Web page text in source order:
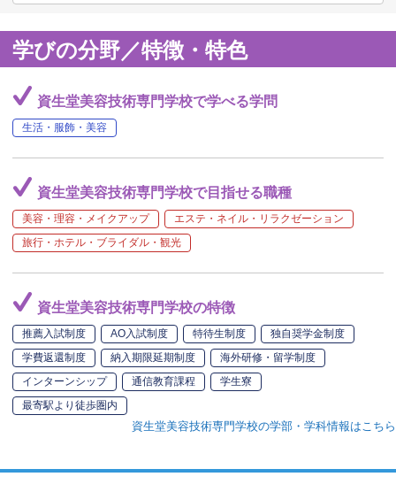
学びの分野／特徴・特色
資生堂美容技術専門学校で学べる学問
生活・服飾・美容
資生堂美容技術専門学校で目指せる職種
美容・理容・メイクアップ
エステ・ネイル・リラクゼーション
旅行・ホテル・ブライダル・観光
資生堂美容技術専門学校の特徴
推薦入試制度 AO入試制度 特待生制度
独自奨学金制度
学費返還制度
納入期限延期制度
海外研修・留学制度
インターンシップ
通信教育課程
学生寮
最寄駅より徒歩圏内
資生堂美容技術専門学校の学部・学科情報はこちら